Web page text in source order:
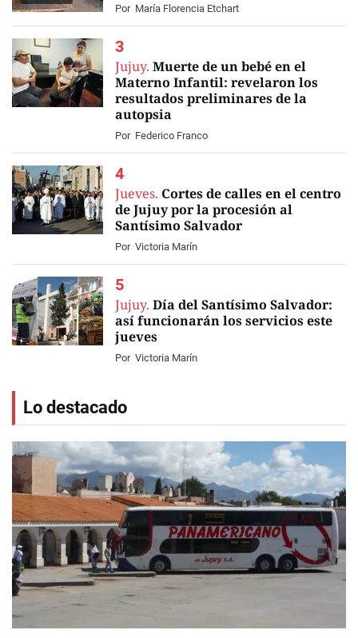
Por María Florencia Etchart
Jujuy. Muerte de un bebé en el
Materno Infantil: revelaron los
resultados preliminares de la
autopsia
Por Federico Franco
Jueves. Cortes de calles en el centro
de Jujuy por la procesión al
Santísimo Salvador
Por Victoria Marín
Jujuy. Día del Santísimo Salvador:
así funcionarán los servicios este
jueves
Por Victoria Marín
Lo destacado